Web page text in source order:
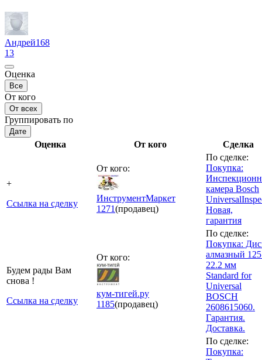
Андрей168
13
Оценка
Все
От кого
От всех
Группировать по
Дате
Оценка От кого Сделка
+
Ссылка на сделку
От кого:
ИнструментМаркет
1271(продавец)
По сделке:
Покупка:
камера Bosch
Новая,
гарантия
Будем рады Вам
снова !
Ссылка на сделку
От кого:
кум-тигей.ру
1185(продавец)
По сделке:
Покупка:
алмазный
22.2 мм
Standard for
Universal
BOSCH
2608615060.
Гарантия.
Доставка.
По сделке:
Покупка: